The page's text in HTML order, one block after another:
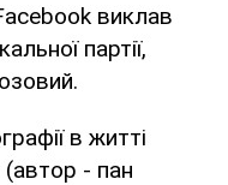
виклав
партії,
в житті
(автор - пан